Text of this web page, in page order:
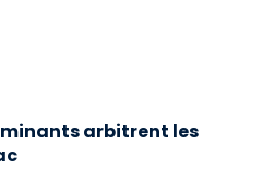
arbitrent les